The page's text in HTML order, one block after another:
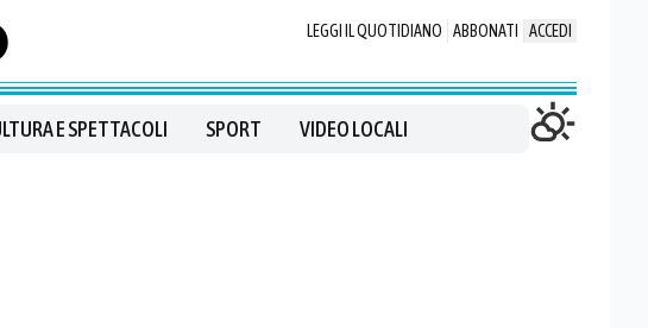
LEGGI IL QUOTIDIANO ABBONATI ACCEDI
E SPETTACOLI SPORT VIDEO LOCALI